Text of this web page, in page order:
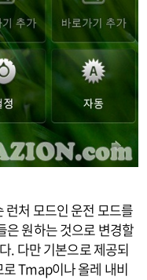
런처 모드인 운전 모드를
은 원하는 것으로 변경할
. 다만 기본으로 제공되
Tmap이나 올레 내비